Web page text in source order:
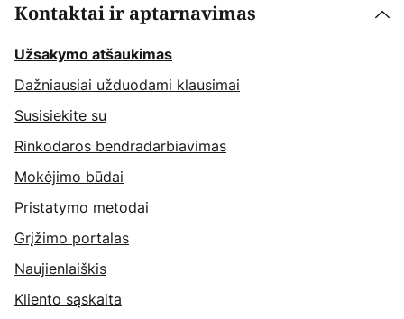
Kontaktai ir aptarnavimas
Užsakymo atšaukimas
Dažniausiai užduodami klausimai
Susisiekite su
Rinkodaros bendradarbiavimas
Mokėjimo būdai
Pristatymo metodai
Grįžimo portalas
Naujienlaiškis
Kliento sąskaita